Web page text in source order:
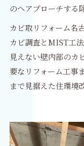
のへアプローチする
カビ取リフォーム名
カビ調査とMIST工
見えない壁内部のカ
要なリフォーム工事
まで見据えた住環境